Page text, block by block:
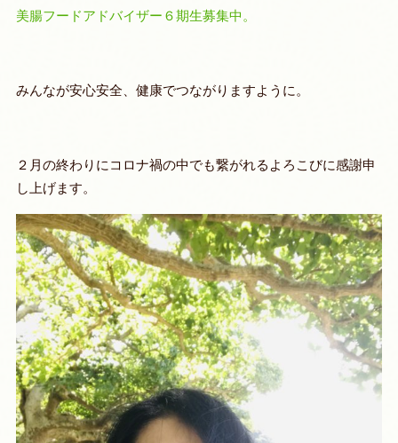
美腸フードアドバイザー６期生募集中。
みんなが安心安全、健康でつながりますように。
２月の終わりにコロナ禍の中でも繋がれるよろこびに感謝申
し上げます。